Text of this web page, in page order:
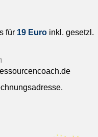
für 19 Euroinkl. gesetzl.